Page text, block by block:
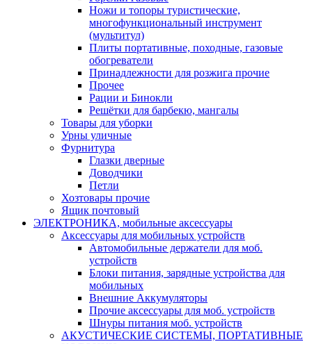
Ножи и топоры туристические,
многофункциональный инструмент
(мультитул)
Плиты портативные, походные, газовые
обогреватели
Принадлежности для розжига прочие
Прочее
Рации и Бинокли
Решётки для барбекю, мангалы
Товары для уборки
Урны уличные
Фурнитура
Глазки дверные
Доводчики
Петли
Хозтовары прочие
Ящик почтовый
ЭЛЕКТРОНИКА, мобильные аксессуары
Аксессуары для мобильных устройств
Автомобильные держатели для моб.
устройств
Блоки питания, зарядные устройства для
мобильных
Внешние Аккумуляторы
Прочие аксессуары для моб. устройств
Шнуры питания моб. устройств
АКУСТИЧЕСКИЕ СИСТЕМЫ, ПОРТАТИВНЫЕ